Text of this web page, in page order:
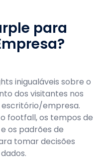
para
inigualáveis sobre o
dos visitantes nos
escritório/empresa.
footfall, os tempos de
os padrões de
tomar decisões